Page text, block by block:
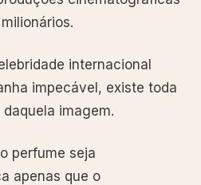
internacional
impecável, existe toda
imagem.
perfume seja
apenas que o